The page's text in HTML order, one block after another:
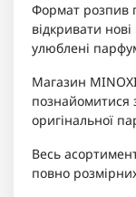
Формат розпив
відкривати
улюблені
Магазин
познайомитися
оригінальної
Весь
повно